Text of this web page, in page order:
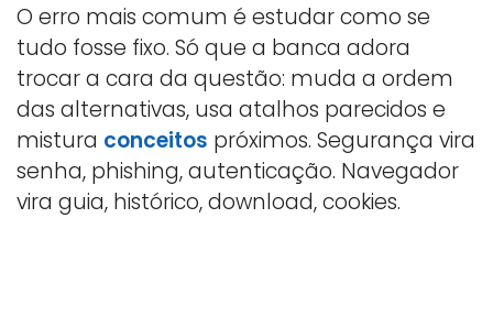
O erro mais comum é estudar como se
tudo fosse fixo. Só que a banca adora
trocar a cara da questão: muda a ordem
das alternativas, usa atalhos parecidos e
mistura conceitos próximos. Segurança vira
senha, phishing, autenticação. Navegador
vira guia, histórico, download, cookies.